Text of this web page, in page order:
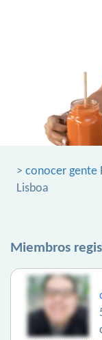
> conocer gente
Lisboa
Miembros